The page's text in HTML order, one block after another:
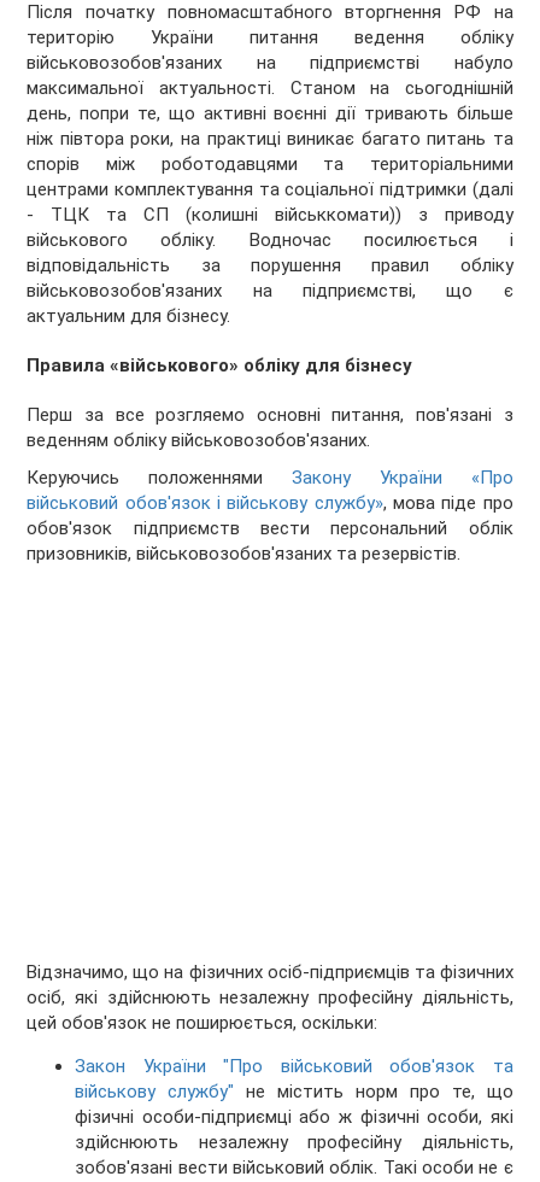
Після початку повномасштабного вторгнення РФ на
територію України питання ведення обліку
військовозобов'язаних на підприємстві набуло
максимальної актуальності. Станом на сьогоднішній
день, попри те, що активні воєнні дії тривають більше
ніж півтора роки, на практиці виникає багато питань та
спорів між роботодавцями та територіальними
центрами комплектування та соціальної підтримки (далі
- ТЦК та СП (колишні військкомати)) з приводу
військового обліку. Водночас посилюється і
відповідальність за порушення правил обліку
військовозобов'язаних на підприємстві, що є
актуальним для бізнесу.
Правила «військового» обліку для бізнесу
Перш за все розгляемо основні питання, пов'язані з
веденням обліку військовозобов'язаних.
Керуючись положеннями Закону України «Про
військовий обов'язок і військову службу», мова піде про
обов'язок підприємств вести персональний облік
призовників, військовозобов'язаних та резервістів.
Відзначимо, що на фізичних осіб-підприємців та фізичних
осіб, які здійснюють незалежну професійну діяльність,
цей обов'язок не поширюється, оскільки:
Закон України "Про військовий обов'язок та
військову службу" не містить норм про те, що
фізичні особи-підприємці або ж фізичні особи, які
здійснюють незалежну професійну діяльність,
зобов'язані вести військовий облік. Такі особи не є